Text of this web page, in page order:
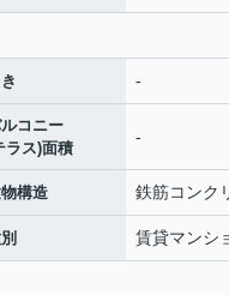
-
コニー
ラス)面積
-
構造 鉄筋コンク
賃貸マンシ